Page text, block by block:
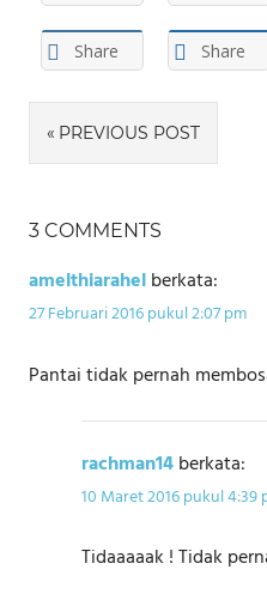
Share Share
Navigasi
pos
PREVIOUS POST
3 COMMENTS
amelthiarahelberkata:
27 Februari 2016 pukul 2:07 pm
Pantai tidak pernah
rachman14berkata:
10 Maret 2016 pukul 4:39
Tidaaaaak ! Tidak